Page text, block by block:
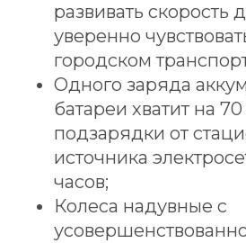
развивать скорость
уверенно
городском
Одного заряда
батареи хватит на
подзарядки от
источника
часов;
Колеса надувные с